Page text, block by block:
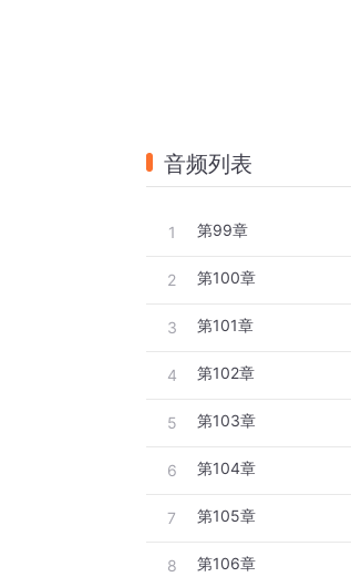
音频列表
1 第99章
2 第100章
3 第101章
4 第102章
5 第103章
6 第104章
7 第105章
8 第106章